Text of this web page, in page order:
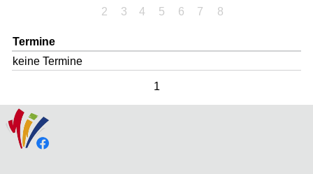
2
3 4 5 6 7 8
Termine
keine Termine
1